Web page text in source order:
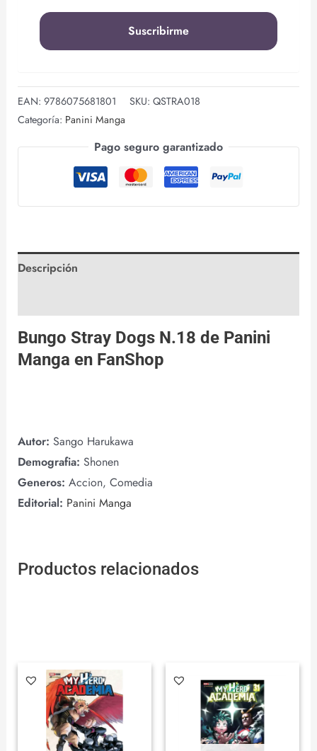
EAN: 9786075681801 SKU: QSTRA018
Categoría: Panini Manga
Pago seguro garantizado
Descripción
Bungo Stray Dogs N.18 de Panini
Manga en FanShop
Autor: Sango Harukawa
Demografia: Shonen
Generos: Accion, Comedia
Editorial: Panini Manga
Productos relacionados